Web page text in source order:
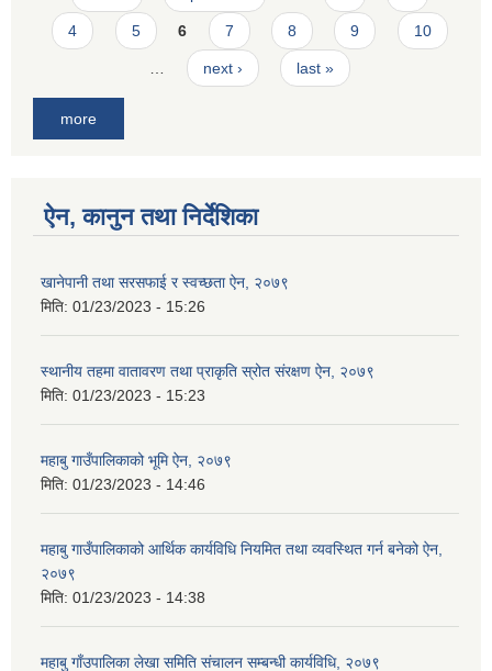
4 5 6 7 8 9 10
next › last »
more
ऐन, कानुन तथा निर्देशिका
खानेपानी तथा सरसफाई र स्वच्छता ऐन, २०७९
मिति: 01/23/2023 - 15:26
स्थानीय तहमा वातावरण तथा प्राकृति स्रोत संरक्षण ऐन, २०७९
मिति: 01/23/2023 - 15:23
महाबु गाउँपालिकाको भूमि ऐन, २०७९
मिति: 01/23/2023 - 14:46
महाबु गाउँपालिकाको आर्थिक कार्यविधि नियमित तथा व्यवस्थित गर्न बनेको ऐन,
२०७९
मिति: 01/23/2023 - 14:38
महाबु गाँउपालिका लेखा समिति संचालन सम्बन्धी कार्यविधि, २०७९